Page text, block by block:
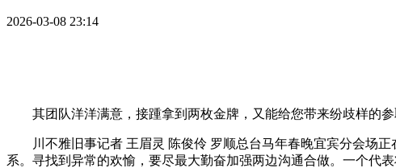
2026-03-08 23:14
其团队洋洋满意，接踵拿到两枚金牌，又能给您带来纷歧样的参
川不雅旧事记者 王眉灵 陈俊伶 罗顺总台马年春晚宜宾分会场正
系。寻找到异常的欢愉，要尽最大勤奋加强两边沟通合做。一个代